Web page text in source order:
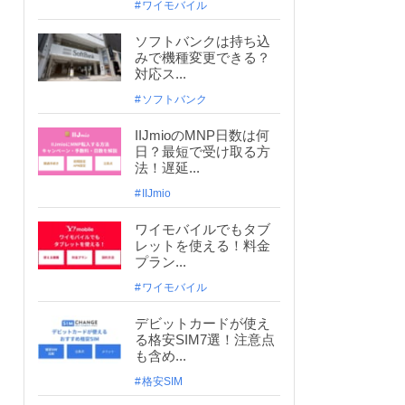
ワイモバイル
ソフトバンクは持ち込
みで機種変更できる？
対応ス...
ソフトバンク
IIJmioのMNP日数は何
日？最短で受け取る方
法！遅延...
IIJmio
ワイモバイルでもタブ
レットを使える！料金
プラン...
ワイモバイル
デビットカードが使え
る格安SIM7選！注意点
も含め...
格安SIM